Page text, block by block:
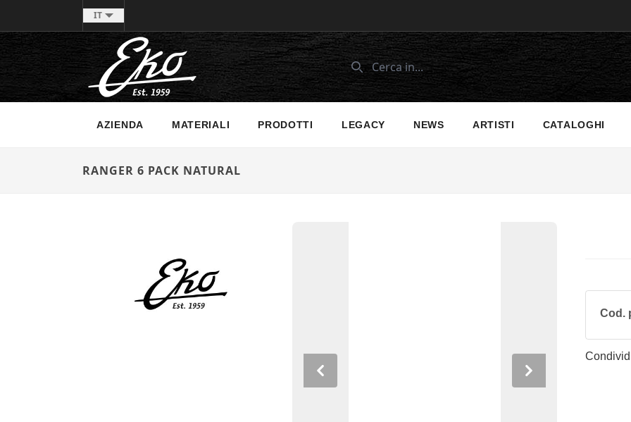
IT
AZIENDA MATERIALI PRODOTTI LEGACY NEWS ARTISTI CATALOGHI
RANGER 6 PACK NATURAL
Previous Next
Cod.